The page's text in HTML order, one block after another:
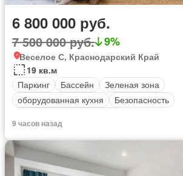
6 800 000 руб.
7 500 000 руб. 9%
Веселое С, Краснодарский Край
19 кв.м
Паркинг
Бассейн
Зеленая зона
оборудованная кухня
Безопасность
9 часов назад